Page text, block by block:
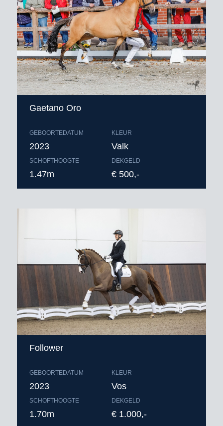
excl. BTW, afdracht, toeslag
gezondheidscertificaat* en
verzendkosten buitenland
* zie toelichting leveringsvoorwaarden.
Bestellen voor 9.00 uur ‘s ochtends
Gaetano Oro
GEBOORTEDATUM
2023
SCHOFTHOOGTE
1.47m
KLEUR
Valk
DEKGELD
€ 500,-
Follower
GEBOORTEDATUM
2023
SCHOFTHOOGTE
1.70m
KLEUR
Vos
DEKGELD
€ 1.000,-